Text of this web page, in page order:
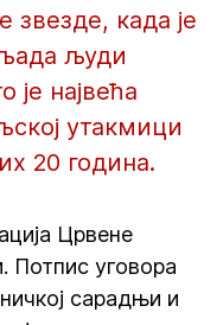
када је
људи
највећа
утакмици
20 година.
Црвене
Потпис уговора
сарадњи и